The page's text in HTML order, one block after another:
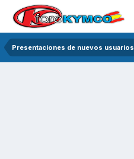
Presentaciones de nuevos usuarios